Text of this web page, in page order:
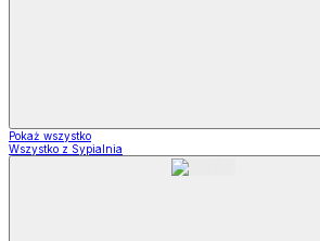
Pokaż wszystko
Wszystko z Sypialnia